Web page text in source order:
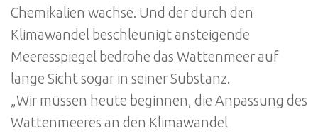
Chemikalien wachse. Und der durch den
Klimawandel beschleunigt ansteigende
Meeresspiegel bedrohe das Wattenmeer auf
lange Sicht sogar in seiner Substanz.
„Wir müssen heute beginnen, die Anpassung des
Wattenmeeres an den Klimawandel